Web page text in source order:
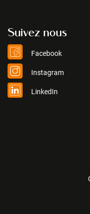
Suivez nous
Facebook
Instagram
LinkedIn